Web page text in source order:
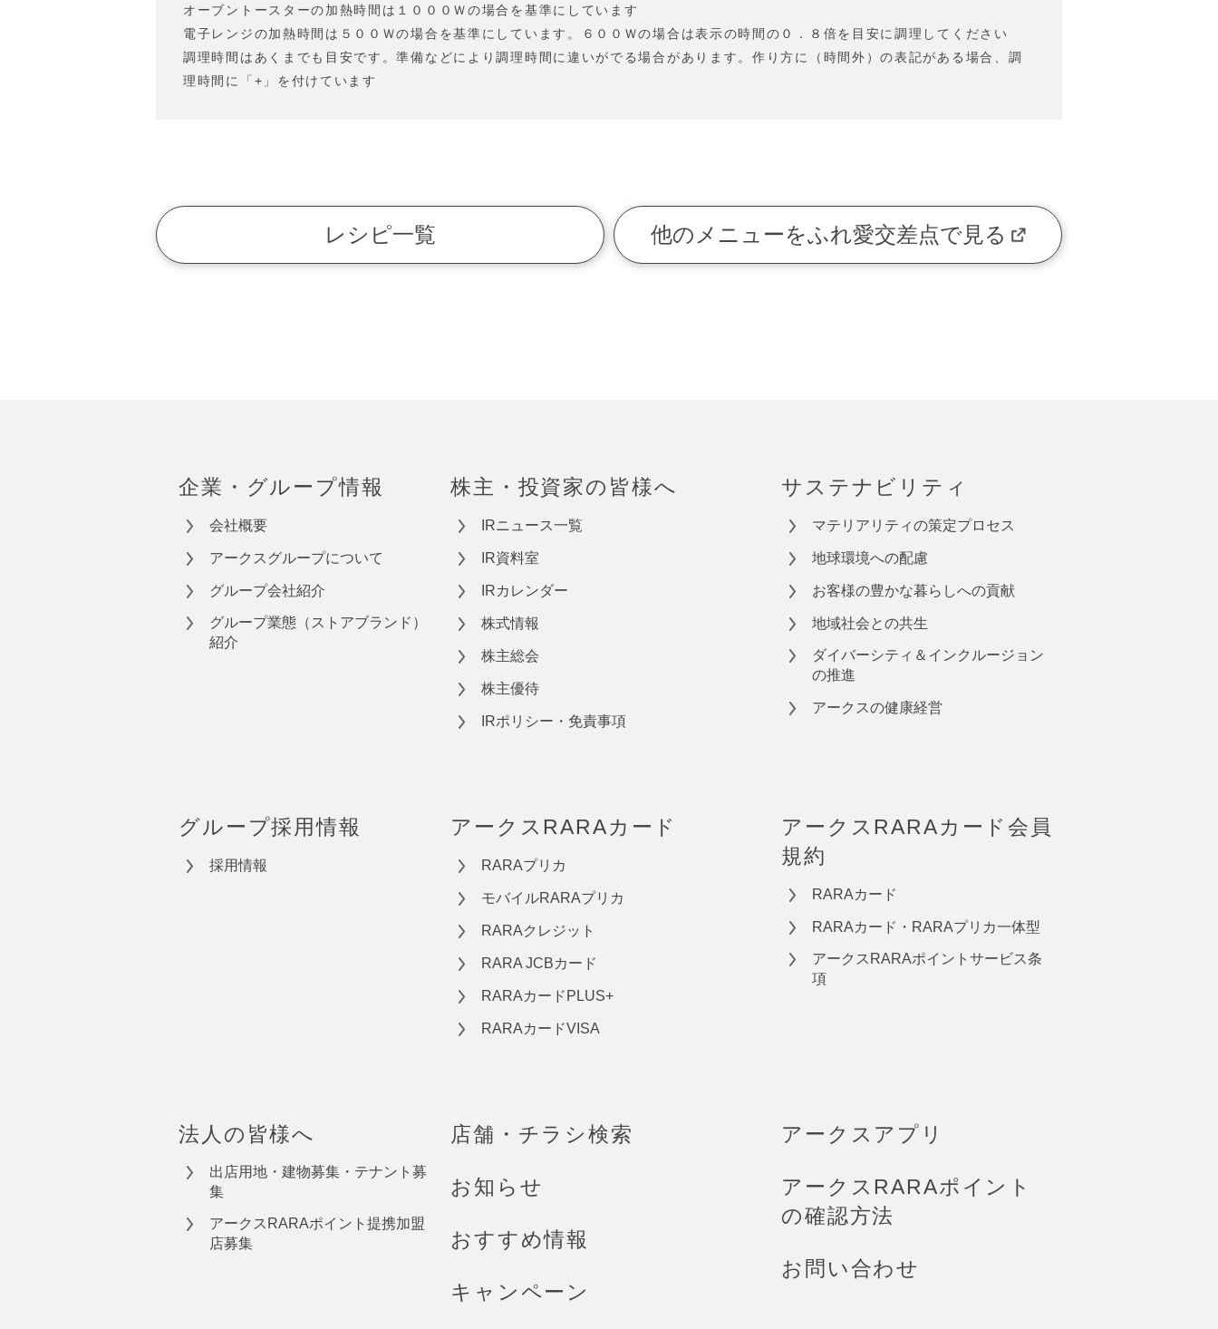
オーブントースターの加熱時間は１０００Ｗの場合を基準にしています
電子レンジの加熱時間は５００Ｗの場合を基準にしています。６００Ｗの場合は表示の時間の０．８倍を目安に調理してください
調理時間はあくまでも目安です。準備などにより調理時間に違いがでる場合があります。作り方に（時間外）の表記がある場合、調
理時間に「+」を付けています
レシピ一覧 他のメニューをふれ愛交差点で見る
企業・グループ情報
会社概要
アークスグループについて
グループ会社紹介
グループ業態（ストアブランド）
紹介
株主・投資家の皆様へ
IRニュース一覧
IR資料室
IRカレンダー
株式情報
株主総会
株主優待
IRポリシー・免責事項
サステナビリティ
マテリアリティの策定プロセス
地球環境への配慮
お客様の豊かな暮らしへの貢献
地域社会との共生
ダイバーシティ＆インクルージョン
の推進
アークスの健康経営
グループ採用情報
採用情報
アークスRARAカード
RARAプリカ
モバイルRARAプリカ
RARAクレジット
RARA JCBカード
RARAカードPLUS+
RARAカードVISA
アークスRARAカード会員
規約
RARAカード
RARAカード・RARAプリカ一体型
アークスRARAポイントサービス条
項
法人の皆様へ
出店用地・建物募集・テナント募
集
アークスRARAポイント提携加盟
店募集
店舗・チラシ検索
お知らせ
おすすめ情報
キャンペーン
アークスアプリ
アークスRARAポイント
の確認方法
お問い合わせ